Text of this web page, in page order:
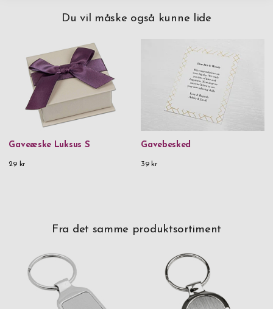
Du vil måske også kunne lide
Gaveæske Luksus S
29 kr
Gavebesked
39 kr
Fra det samme produktsortiment